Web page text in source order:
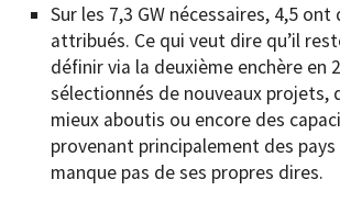
Sur les 7,3 GW nécessaires, 4,5
attribués. Ce qui veut dire qu’il
définir via la deuxième enchère en
sélectionnés de nouveaux projets,
mieux aboutis ou encore des
provenant principalement des pays
manque pas de ses propres dires.